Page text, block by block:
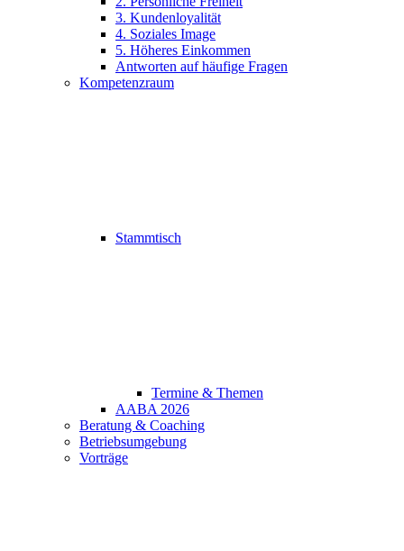
3. Kundenloyalität
4. Soziales Image
5. Höheres Einkommen
Antworten auf häufige Fragen
Kompetenzraum
Stammtisch
Termine & Themen
AABA 2026
Beratung & Coaching
Betriebsumgebung
Vorträge